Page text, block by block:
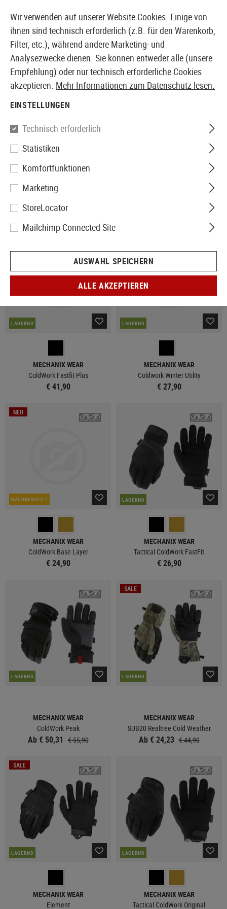
EUROPÄISCHER AIRSOFT SHOP & GROßHÄNDLER
WINTERHANDSCHUHE
15 Produkte
LAGERND
MECHANIX WEAR
ColdWork Fastfit Plus
€ 41,90
LAGERND
MECHANIX WEAR
Coldwork Winter Utility
€ 27,90
NEU
NACHBESTELLT
MECHANIX WEAR
ColdWork Base Layer
€ 24,90
LAGERND
MECHANIX WEAR
Tactical ColdWork FastFit
€ 26,90
LAGERND
MECHANIX WEAR
ColdWork Peak
Ab € 50,31 € 55,90
SALE
LAGERND
MECHANIX WEAR
SUB20 Realtree Cold Weather
Ab € 24,23 € 44,90
SALE
LAGERND
MECHANIX WEAR
Element
LAGERND
MECHANIX WEAR
Tactical ColdWork Original
Wir verwenden auf unserer Website Cookies. Einige von
ihnen sind technisch erforderlich (z.B. für den Warenkorb,
Filter, etc.), während andere Marketing- und
Analysezwecke dienen. Sie können entweder alle (unsere
Empfehlung) oder nur technisch erforderliche Cookies
akzeptieren. Mehr Informationen zum Datenschutz lesen.
EINSTELLUNGEN
Technisch erforderlich
Statistiken
Komfortfunktionen
Marketing
StoreLocator
Mailchimp Connected Site
AUSWAHL SPEICHERN
ALLE AKZEPTIEREN